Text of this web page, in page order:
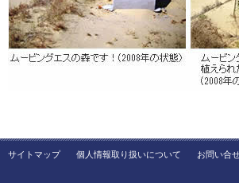
サイトマップ 個人情報取り扱いについて お問い合